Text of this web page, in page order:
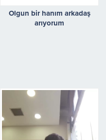
Olgun bir hanım arkadaş
arıyorum